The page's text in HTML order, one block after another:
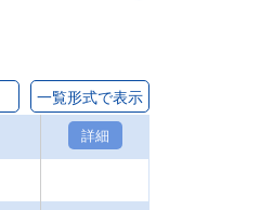
一覧形式で表示
詳細